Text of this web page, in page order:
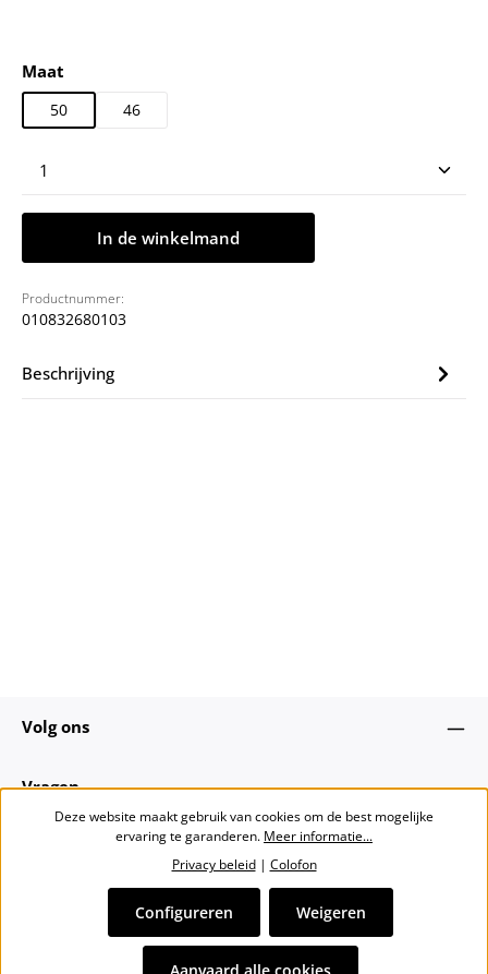
Selecteer
Maat
50 46
Producthoeveelheid: Voer de gewenste
In de winkelmand
Productnummer:
010832680103
Beschrijving
Volg ons
Vragen
Alle prijzen incl. btw plusverzendkosten
Deze website maakt gebruik van cookies om de best mogelijke
ervaring te garanderen. Meer informatie...
Privacy beleid| Colofon
Weigeren
Configureren